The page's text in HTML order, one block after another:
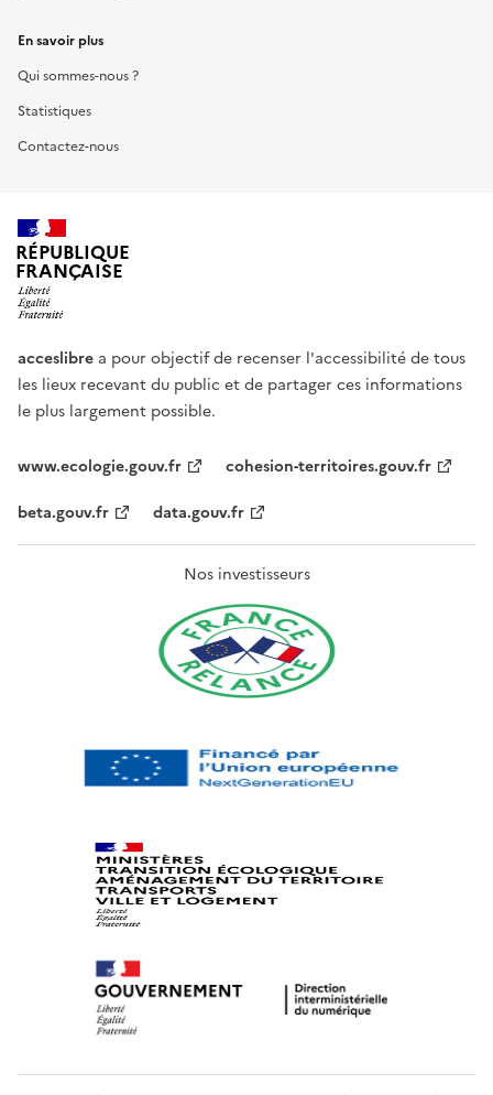
En savoir plus
Qui sommes-nous ?
Statistiques
Contactez-nous
RÉPUBLIQUE
FRANÇAISE
acceslibre a pour objectif de recenser l'accessibilité de tous
les lieux recevant du public et de partager ces informations
le plus largement possible.
www.ecologie.gouv.fr
cohesion-territoires.gouv.fr
beta.gouv.fr
data.gouv.fr
Nos investisseurs